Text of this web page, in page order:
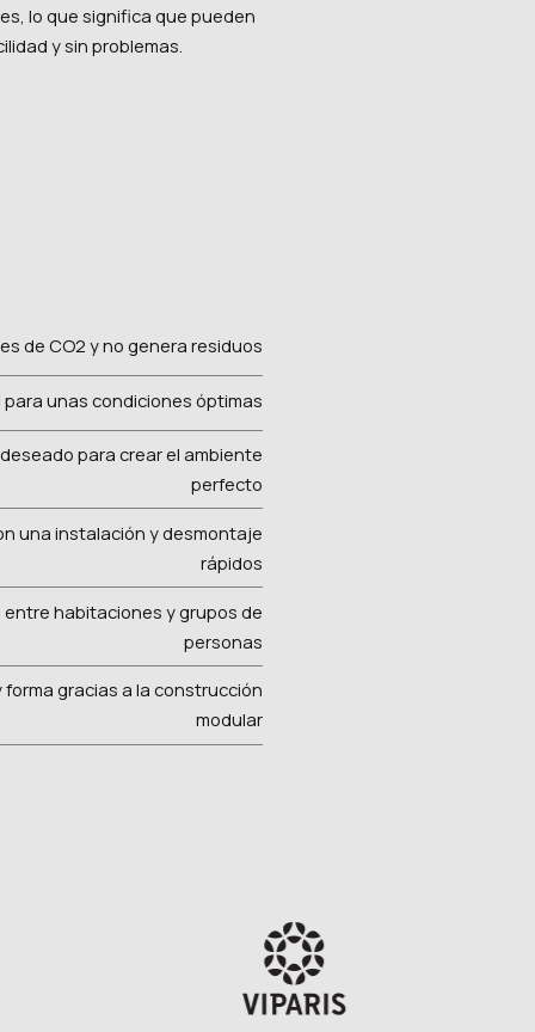
lo que significa que pueden
y sin problemas.
de CO2 y no genera residuos
para unas condiciones óptimas
para crear el ambiente
perfecto
una instalación y desmontaje
rápidos
habitaciones y grupos de
personas
gracias a la construcción
modular